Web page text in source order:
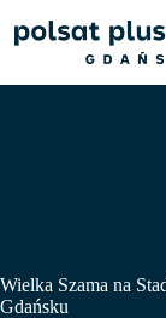
do
treści
Wielka Szama na
Gdańsku